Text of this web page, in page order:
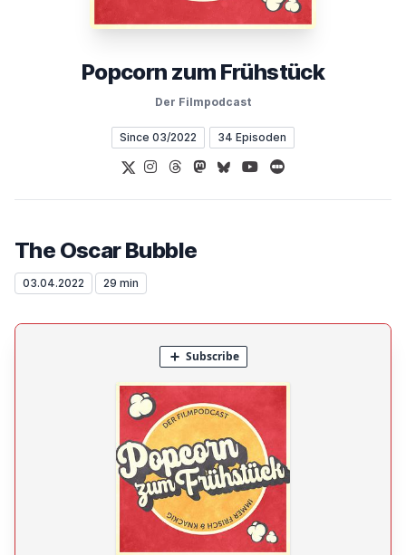
Popcorn zum Frühstück
Der Filmpodcast
Since 03/2022 34 Episoden
X Instagram
Threads
Mastodon
BlueskyYouTubeLetterboxd
The Oscar Bubble
03.04.2022 29 min